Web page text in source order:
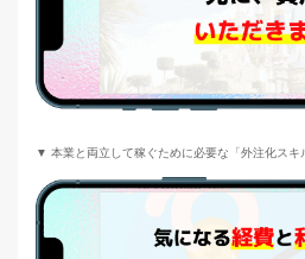
▼ 本業と両立して稼ぐために必要な「外注化スキ